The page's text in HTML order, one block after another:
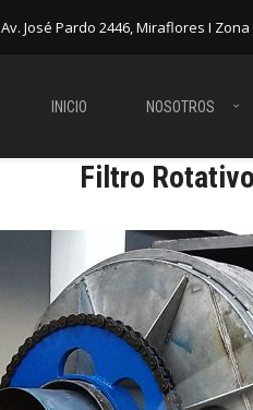
Av. José Pardo 2446, Miraflores I
INICIO NOSOTROS
Filtro Rotativo